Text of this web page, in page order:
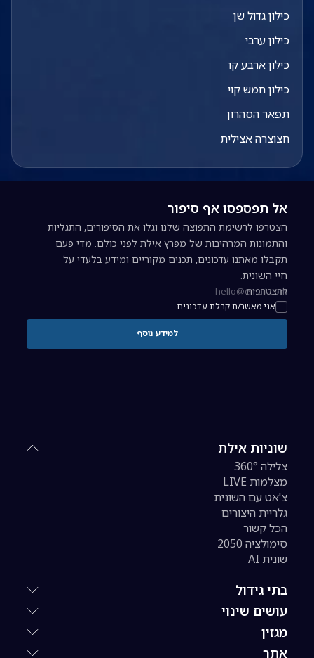
כילון גדול שן
כילון ערבי
כילון ארבע קו
כילון חמש קוי
תפאר הסהרון
חצוצרה אצילית
שוניות אילת
צלילה 360°
מצלמות LIVE
צ'אט עם השונית
גלריית היצורים
הכל קשור
סימולציה 2050
שונית AI
בתי גידול
עושים שינוי
מגזין
אתר
אל תפספסו אף סיפור
הצטרפו לרשימת התפוצה שלנו וגלו את הסיפורים, התגליות
והתמונות המרהיבות של מפרץ אילת לפני כולם. מדי פעם
תקבלו מאתנו עדכונים, תכנים מקוריים ומידע בלעדי על
חיי השונית.
כתובת אימייל להרשמה לניוזלטר
אני מאשר/ת קבלת עדכונים
להצטרפות
למידע נוסף